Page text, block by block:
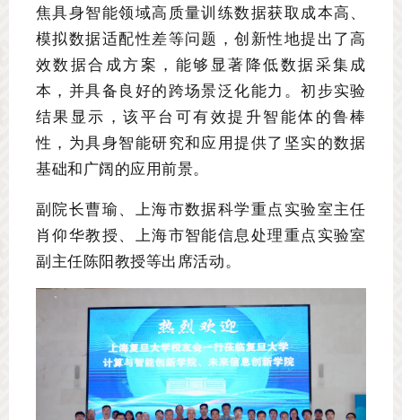
焦具身智能领域高质量训练数据获取成本高、
模拟数据适配性差等问题，创新性地提出了高
效数据合成方案，能够显著降低数据采集成
本，并具备良好的跨场景泛化能力。初步实验
结果显示，该平台可有效提升智能体的鲁棒
性，为具身智能研究和应用提供了坚实的数据
基础和广阔的应用前景。
副院长曹瑜、上海市数据科学重点实验室主任
肖仰华教授、上海市智能信息处理重点实验室
副主任陈阳教授等出席活动。